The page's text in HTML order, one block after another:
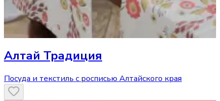
Алтай Традиция
Посуда и текстиль с росписью Алтайского края